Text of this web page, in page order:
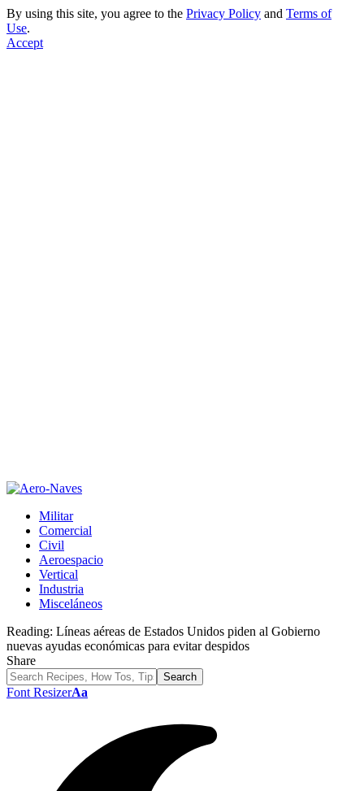
By using this site, you agree to the Privacy Policy and Terms of
Use.
Accept
Militar
Comercial
Civil
Aeroespacio
Vertical
Industria
Misceláneos
Reading: Líneas aéreas de Estados Unidos piden al Gobierno
nuevas ayudas económicas para evitar despidos
Share
Font ResizerAa